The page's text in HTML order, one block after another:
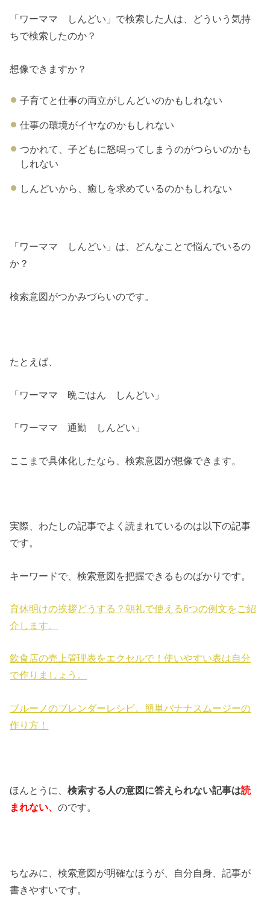
「ワーママ しんどい」で検索した人は、どういう気持
ちで検索したのか？
想像できますか？
子育てと仕事の両立がしんどいのかもしれない
仕事の環境がイヤなのかもしれない
つかれて、子どもに怒鳴ってしまうのがつらいのかも
しれない
しんどいから、癒しを求めているのかもしれない
「ワーママ しんどい」は、どんなことで悩んでいるの
か？
検索意図がつかみづらいのです。
たとえば、
「ワーママ 晩ごはん しんどい」
「ワーママ 通勤 しんどい」
ここまで具体化したなら、検索意図が想像できます。
実際、わたしの記事でよく読まれているのは以下の記事
です。
キーワードで、検索意図を把握できるものばかりです。
育休明けの挨拶どうする？朝礼で使える6つの例文をご紹
介します。
飲食店の売上管理表をエクセルで！使いやすい表は自分
で作りましょう。
ブルーノのブレンダーレシピ。簡単バナナスムージーの
作り方！
ほんとうに、検索する人の意図に答えられない記事は読
まれない、のです。
ちなみに、検索意図が明確なほうが、自分自身、記事が
書きやすいです。